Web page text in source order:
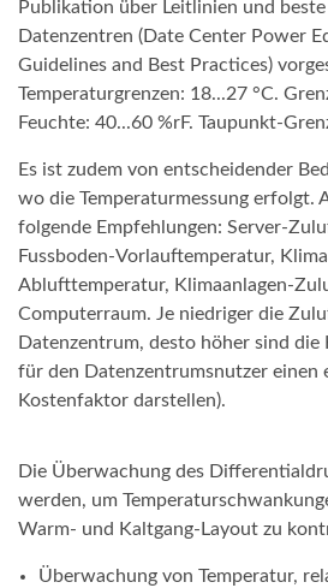
Publikation über Leitlinien und
Datenzentren (Date Center Power
Guidelines and Best Practices)
Temperaturgrenzen: 18...27 °C.
Feuchte: 40...60 %rF. Taupunkt-
Es ist zudem von entscheidender
wo die Temperaturmessung erfolgt.
folgende Empfehlungen: Server-
Fussboden-Vorlauftemperatur,
Ablufttemperatur, Klimaanlagen-
Computerraum. Je niedriger die
Datenzentrum, desto höher sind die
für den Datenzentrumsnutzer einen
Kostenfaktor darstellen).
Die Überwachung des
werden, um
Warm- und Kaltgang-Layout zu
Überwachung von Temperatur,